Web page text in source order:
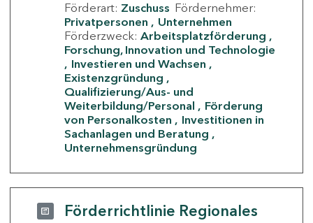
Förderart: Zuschuss Fördernehmer:
Privatpersonen
Unternehmen
Förderzweck: Arbeitsplatzförderung
Forschung, Innovation und Technologie
Investieren und Wachsen
Existenzgründung
Qualifizierung/Aus- und
Weiterbildung/Personal
Förderung
von Personalkosten
Investitionen in
Sachanlagen und Beratung
Unternehmensgründung
Förderrichtlinie Regionales